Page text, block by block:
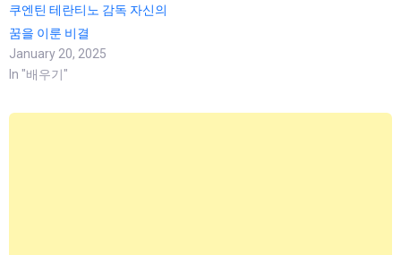
쿠엔틴 테란티노 감독 자신의
꿈을 이룬 비결
January 20, 2025
In "배우기"